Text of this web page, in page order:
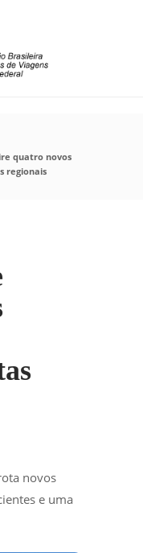
quatro novos
regionais
novos
e uma